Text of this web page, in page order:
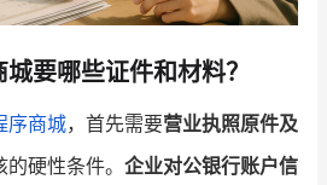
设计服务商
数据通服务
要哪些证件和材料？
序商城，首先需要营业执照原件及
硬性条件。 企业对公银行账户信